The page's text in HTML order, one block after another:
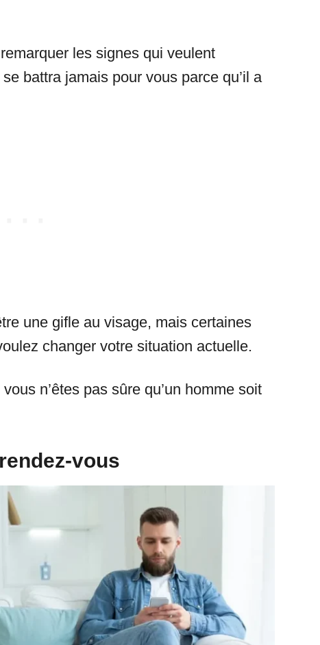
les signes qui veulent
battra jamais pour vous parce qu’il a
une gifle au visage, mais certaines
changer votre situation actuelle.
n’êtes pas sûre qu’un homme soit
vous